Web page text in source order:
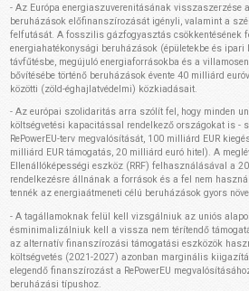
- Az Európa energiaszuverenitásának visszaszerzése
beruházások előfinanszírozását igényli, valamint a
felfutását. A fosszilis gázfogyasztás csökkentésének
energiahatékonysági beruházások (épületekbe és ipari
távfűtésbe, megújuló energiaforrásokba és a
bővítésébe történő beruházások évente 40 milliárd
közötti (zöld-éghajlatvédelmi) közkiadásait.
- Az európai szolidaritás arra szólít fel, hogy minden
költségvetési kapacitással rendelkező országokat is -
RePowerEU-terv megvalósítását, 100 milliárd EUR
milliárd EUR támogatás, 20 milliárd euró hitel). A
Ellenállóképességi eszköz (RRF) felhasználásával a
rendelkezésre állnának a források és a fel nem
tennék az energiaátmeneti célú beruházások gyors
- A tagállamoknak felül kell vizsgálniuk az uniós
ésminimalizálniuk kell a vissza nem térítendő
az alternatív finanszírozási támogatási eszközök
költségvetés (2021-2027) azonban marginális
elegendő finanszírozást a RePowerEU
beruházási típushoz.